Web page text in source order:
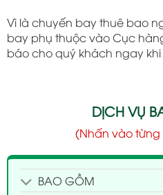
Vì là chuyến bay thuê bao
bay phụ thuộc vào Cục
báo cho quý khách ngay
DỊCH VỤ
(Nhấn vào
BAO GỒM